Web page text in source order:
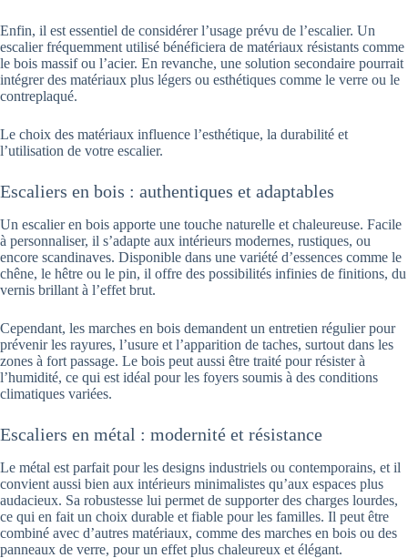
Enfin, il est essentiel de considérer l’usage prévu de l’escalier. Un
escalier fréquemment utilisé bénéficiera de matériaux résistants comme
le bois massif ou l’acier. En revanche, une solution secondaire pourrait
intégrer des matériaux plus légers ou esthétiques comme le verre ou le
contreplaqué.
Le choix des matériaux influence l’esthétique, la durabilité et
l’utilisation de votre escalier.
Escaliers en bois : authentiques et adaptables
Un escalier en bois apporte une touche naturelle et chaleureuse. Facile
à personnaliser, il s’adapte aux intérieurs modernes, rustiques, ou
encore scandinaves. Disponible dans une variété d’essences comme le
chêne, le hêtre ou le pin, il offre des possibilités infinies de finitions, du
vernis brillant à l’effet brut.
Cependant, les marches en bois demandent un entretien régulier pour
prévenir les rayures, l’usure et l’apparition de taches, surtout dans les
zones à fort passage. Le bois peut aussi être traité pour résister à
l’humidité, ce qui est idéal pour les foyers soumis à des conditions
climatiques variées.
Escaliers en métal : modernité et résistance
Le métal est parfait pour les designs industriels ou contemporains, et il
convient aussi bien aux intérieurs minimalistes qu’aux espaces plus
audacieux. Sa robustesse lui permet de supporter des charges lourdes,
ce qui en fait un choix durable et fiable pour les familles. Il peut être
combiné avec d’autres matériaux, comme des marches en bois ou des
panneaux de verre, pour un effet plus chaleureux et élégant.